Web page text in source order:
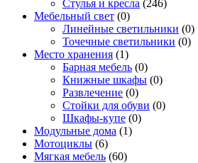
Стулья и кресла (246)
Мебельный свет (0)
Линейные светильники (0)
Точечные светильники (0)
Место хранения (1)
Барная мебель (0)
Книжные шкафы (0)
Развлечение (0)
Стойки для обуви (0)
Шкафы-купе (0)
Модульные дома (1)
Мотоциклы (6)
Мягкая мебель (60)